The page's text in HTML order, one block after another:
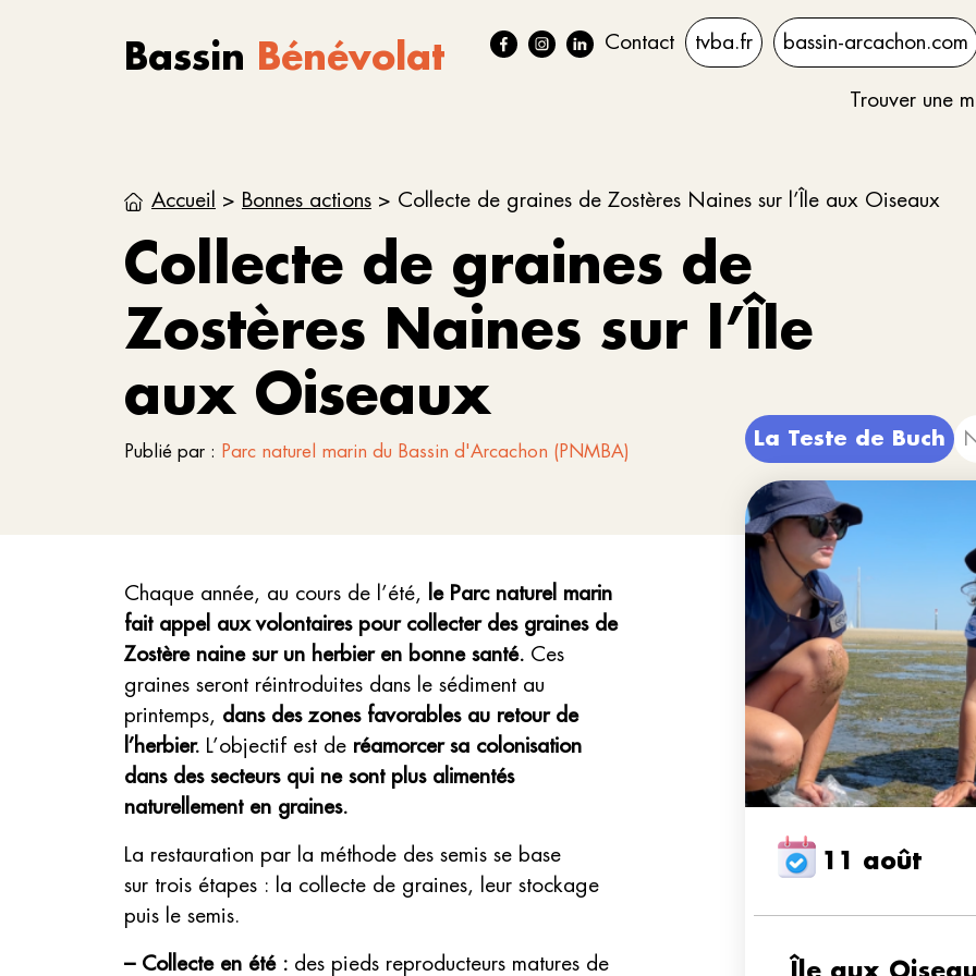
Bassin Bénévolat Contact tvba.fr bassin-arcachon.com
Trouver une
Accueil > Bonnes actions > Collecte de graines de Zostères Naines sur l’Île aux Oiseaux
Collecte de graines de
Zostères Naines sur l’Île
aux Oiseaux
Publié par : Parc naturel marin du Bassin d'Arcachon (PNMBA)
Chaque année, au cours de l’été, le Parc naturel marin
fait appel aux volontaires pour collecter des graines de
Zostère naine sur un herbier en bonne santé. Ces
graines seront réintroduites dans le sédiment au
printemps, dans des zones favorables au retour de
l’herbier. L’objectif est de réamorcer sa colonisation
dans des secteurs qui ne sont plus alimentés
naturellement en graines.
La restauration par la méthode des semis se base
sur trois étapes : la collecte de graines, leur stockage
puis le semis.
– Collecte en été : des pieds reproducteurs matures de
La Teste de Buch
11 août